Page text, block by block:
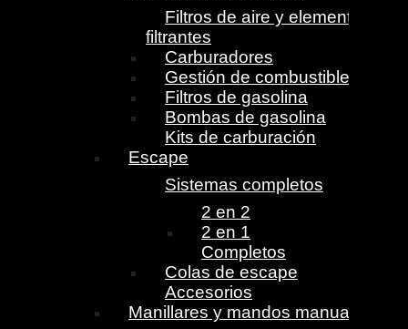
Filtros de aire y elementos
filtrantes
Carburadores
Gestión de combustible
Filtros de gasolina
Bombas de gasolina
Kits de carburación
Escape
Sistemas completos
2 en 2
2 en 1
Completos
Colas de escape
Accesorios
Manillares y mandos manuales